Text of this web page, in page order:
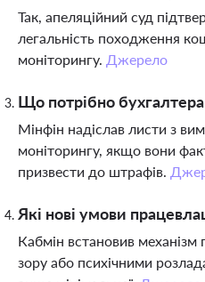
Так, апеляційний суд
легальність походження
моніторингу. Джерело
Що потрібно
Мінфін надіслав листи з
моніторингу, якщо вони
призвести до штрафів.
Які нові умови
Кабмін встановив механізм
зору або психічними